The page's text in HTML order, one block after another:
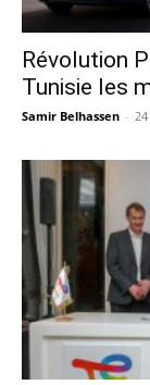
Révolution
Tunisie les
Samir Belhassen -